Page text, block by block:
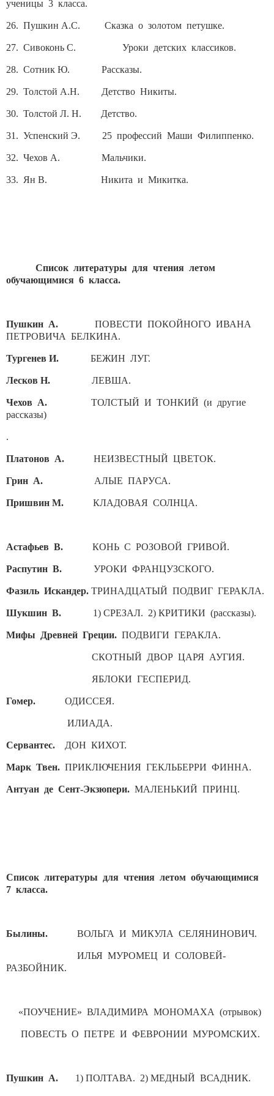
ученицы 3 класса.
26. Пушкин А.С. Сказка о золотом петушке.
27. Сивоконь С. Уроки детских классиков.
28. Сотник Ю. Рассказы.
29. Толстой А.Н. Детство Никиты.
30. Толстой Л. Н. Детство.
31. Успенский Э. 25 профессий Маши Филиппенко.
32. Чехов А. Мальчики.
33. Ян В. Никита и Микитка.
Список литературы для чтения летом
обучающимися 6 класса.
Пушкин А. ПОВЕСТИ ПОКОЙНОГО ИВАНА
ПЕТРОВИЧА БЕЛКИНА.
Тургенев И. БЕЖИН ЛУГ.
Лесков Н. ЛЕВША.
Чехов А. ТОЛСТЫЙ И ТОНКИЙ (и другие
рассказы)
.
Платонов А. НЕИЗВЕСТНЫЙ ЦВЕТОК.
Грин А. АЛЫЕ ПАРУСА.
Пришвин М. КЛАДОВАЯ СОЛНЦА.
Астафьев В. КОНЬ С РОЗОВОЙ ГРИВОЙ.
Распутин В. УРОКИ ФРАНЦУЗСКОГО.
Фазиль Искандер. ТРИНАДЦАТЫЙ ПОДВИГ ГЕРАКЛА.
Шукшин В. 1) СРЕЗАЛ. 2) КРИТИКИ (рассказы).
Мифы Древней Греции. ПОДВИГИ ГЕРАКЛА.
СКОТНЫЙ ДВОР ЦАРЯ АУГИЯ.
ЯБЛОКИ ГЕСПЕРИД.
Гомер. ОДИССЕЯ.
ИЛИАДА.
Сервантес. ДОН КИХОТ.
Марк Твен. ПРИКЛЮЧЕНИЯ ГЕКЛЬБЕРРИ ФИННА.
Антуан де Сент-Экзюпери. МАЛЕНЬКИЙ ПРИНЦ.
Список литературы для чтения летом обучающимися
7 класса.
Былины. ВОЛЬГА И МИКУЛА СЕЛЯНИНОВИЧ.
ИЛЬЯ МУРОМЕЦ И СОЛОВЕЙ-
РАЗБОЙНИК.
«ПОУЧЕНИЕ» ВЛАДИМИРА МОНОМАХА (отрывок)
ПОВЕСТЬ О ПЕТРЕ И ФЕВРОНИИ МУРОМСКИХ.
Пушкин А. 1) ПОЛТАВА. 2) МЕДНЫЙ ВСАДНИК.